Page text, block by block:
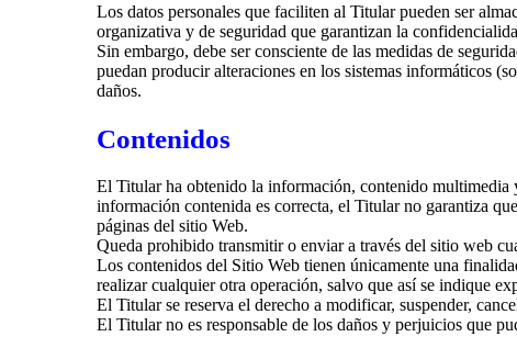
Los datos personales que faciliten al Titular pueden ser
organizativa y de seguridad que garantizan la
Sin embargo, debe ser consciente de las medidas de
puedan producir alteraciones en los sistemas informáticos
daños.
Contenidos
El Titular ha obtenido la información, contenido multimedia
información contenida es correcta, el Titular no garantiza
páginas del sitio Web.
Queda prohibido transmitir o enviar a través del sitio web
Los contenidos del Sitio Web tienen únicamente una
realizar cualquier otra operación, salvo que así se indique
El Titular se reserva el derecho a modificar, suspender,
El Titular no es responsable de los daños y perjuicios que